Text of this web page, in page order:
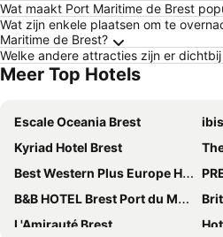
Wat maakt Port Maritime de Brest
Wat zijn enkele plaatsen om te
Maritime de Brest?
Welke andere attracties zijn er
Meer Top Hotels
Escale Oceania Brest
Kyriad Hotel Brest
The
Best Western Plus Europe Hotel
B&B HOTEL Brest Port du Moulin Blanc
L'Amirauté Brest